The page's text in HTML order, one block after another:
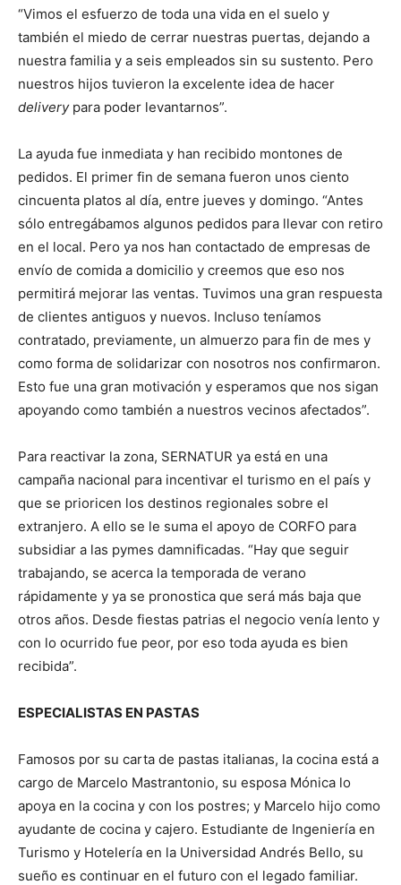
“Vimos el esfuerzo de toda una vida en el suelo y
también el miedo de cerrar nuestras puertas, dejando a
nuestra familia y a seis empleados sin su sustento. Pero
nuestros hijos tuvieron la excelente idea de hacer
deliverypara poder levantarnos”.
La ayuda fue inmediata y han recibido montones de
pedidos. El primer fin de semana fueron unos ciento
cincuenta platos al día, entre jueves y domingo. “Antes
sólo entregábamos algunos pedidos para llevar con retiro
en el local. Pero ya nos han contactado de empresas de
envío de comida a domicilio y creemos que eso nos
permitirá mejorar las ventas. Tuvimos una gran respuesta
de clientes antiguos y nuevos. Incluso teníamos
contratado, previamente, un almuerzo para fin de mes y
como forma de solidarizar con nosotros nos confirmaron.
Esto fue una gran motivación y esperamos que nos sigan
apoyando como también a nuestros vecinos afectados”.
Para reactivar la zona, SERNATUR ya está en una
campaña nacional para incentivar el turismo en el país y
que se prioricen los destinos regionales sobre el
extranjero. A ello se le suma el apoyo de CORFO para
subsidiar a las pymes damnificadas. “Hay que seguir
trabajando, se acerca la temporada de verano
rápidamente y ya se pronostica que será más baja que
otros años. Desde fiestas patrias el negocio venía lento y
con lo ocurrido fue peor, por eso toda ayuda es bien
recibida”.
ESPECIALISTAS EN PASTAS
Famosos por su carta de pastas italianas, la cocina está a
cargo de Marcelo Mastrantonio, su esposa Mónica lo
apoya en la cocina y con los postres; y Marcelo hijo como
ayudante de cocina y cajero. Estudiante de Ingeniería en
Turismo y Hotelería en la Universidad Andrés Bello, su
sueño es continuar en el futuro con el legado familiar.